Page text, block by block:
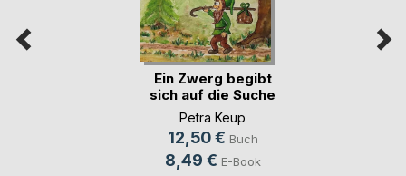
Ein Zwerg begibt
sich auf die Suche
Petra Keup
12,50 € Buch
8,49 € E-Book